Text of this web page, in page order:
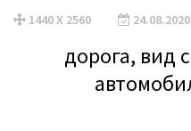
1440 X 2560 24.08.2020
дорога, вид